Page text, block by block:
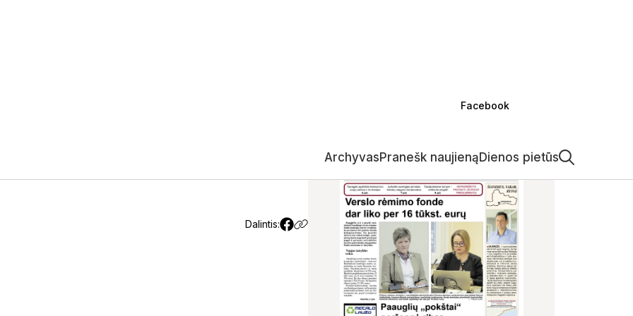
Facebook
ArchyvasPranešk naujienąDienos pietūs
Nepriklausomybės
Dalintis: